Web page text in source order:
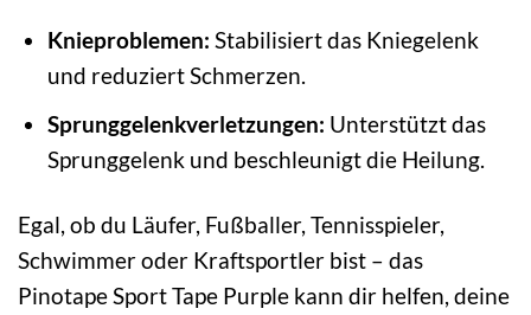
Knieproblemen: Stabilisiert das Kniegelenk
und reduziert Schmerzen.
Sprunggelenkverletzungen: Unterstützt das
Sprunggelenk und beschleunigt die Heilung.
Egal, ob du Läufer, Fußballer, Tennisspieler,
Schwimmer oder Kraftsportler bist – das
Pinotape Sport Tape Purple kann dir helfen, deine